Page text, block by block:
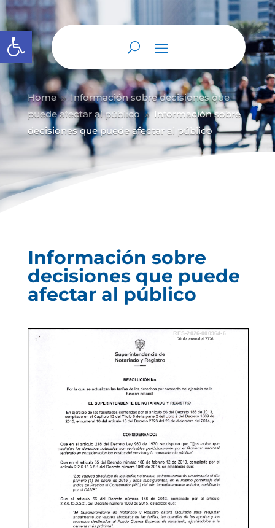
Abrir barra de herramientas
Home 9 Información sobre decisiones que
puede afectar al público 9 Información sobre
decisiones que puede afectar al público
Información sobre
decisiones que puede
afectar al público